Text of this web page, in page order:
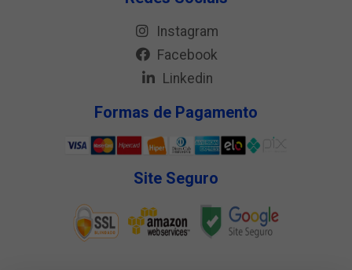
Instagram
Facebook
Linkedin
Formas de Pagamento
Site Seguro